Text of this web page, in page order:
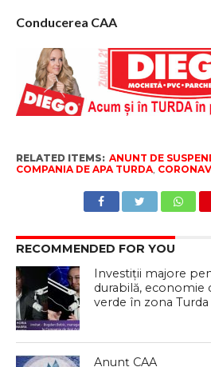
Conducerea CAA
RELATED ITEMS: ANUNT DE
COMPANIA DE APA TURDA,
RECOMMENDED FOR YOU
Investiții majore
durabilă, economie
verde în zona Turda
Anunț CAA